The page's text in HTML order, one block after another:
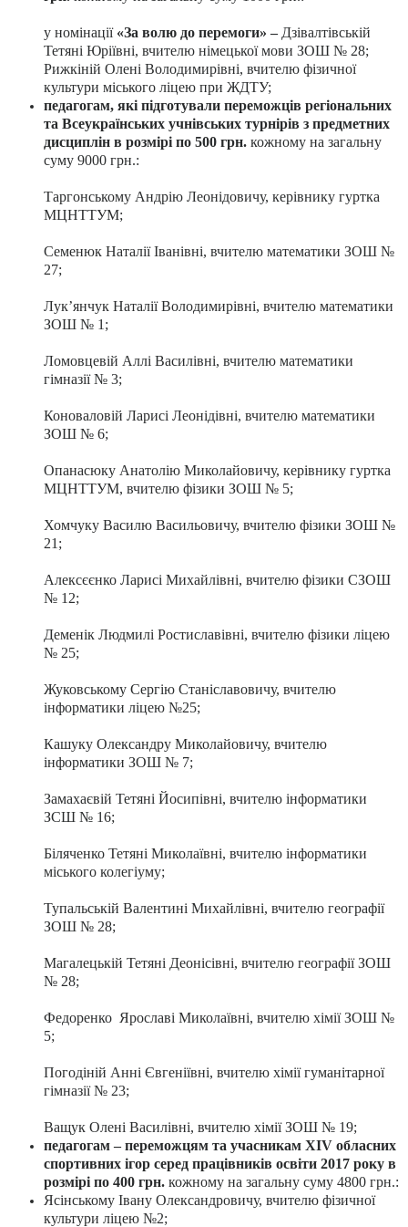
у номінації «За волю до перемоги» – Дзівалтівській
Тетяні Юріївні, вчителю німецької мови ЗОШ № 28;
Рижкіній Олені Володимирівні, вчителю фізичної
культури міського ліцею при ЖДТУ;
педагогам, які підготували переможців регіональних
та Всеукраїнських учнівських турнірів з предметних
дисциплін в розмірі по 500 грн. кожному на загальну
суму 9000 грн.:
Таргонському Андрію Леонідовичу, керівнику гуртка
МЦНТТУМ;
Семенюк Наталії Іванівні, вчителю математики ЗОШ №
27;
Лук’янчук Наталії Володимирівні, вчителю математики
ЗОШ № 1;
Ломовцевій Аллі Василівні, вчителю математики
гімназії № 3;
Коноваловій Ларисі Леонідівні, вчителю математики
ЗОШ № 6;
Опанасюку Анатолію Миколайовичу, керівнику гуртка
МЦНТТУМ, вчителю фізики ЗОШ № 5;
Хомчуку Василю Васильовичу, вчителю фізики ЗОШ №
21;
Алексєєнко Ларисі Михайлівні, вчителю фізики СЗОШ
№ 12;
Деменік Людмилі Ростиславівні, вчителю фізики ліцею
№ 25;
Жуковському Сергію Станіславовичу, вчителю
інформатики ліцею №25;
Кашуку Олександру Миколайовичу, вчителю
інформатики ЗОШ № 7;
Замахаєвій Тетяні Йосипівні, вчителю інформатики
ЗСШ № 16;
Біляченко Тетяні Миколаївні, вчителю інформатики
міського колегіуму;
Тупальській Валентині Михайлівні, вчителю географії
ЗОШ № 28;
Магалецькій Тетяні Деонісівні, вчителю географії ЗОШ
№ 28;
Федоренко Ярославі Миколаївні, вчителю хімії ЗОШ №
5;
Погодіній Анні Євгеніївні, вчителю хімії гуманітарної
гімназії № 23;
Ващук Олені Василівні, вчителю хімії ЗОШ № 19;
педагогам – переможцям та учасникам ХІV обласних
спортивних ігор серед працівників освіти 2017 року в
розмірі по 400 грн. кожному на загальну суму 4800 грн.:
Ясінському Івану Олександровичу, вчителю фізичної
культури ліцею №2;